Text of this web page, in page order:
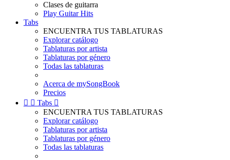
Clases de guitarra
Play Guitar Hits
Tabs
ENCUENTRA TUS TABLATURAS
Explorar catálogo
Tablaturas por artista
Tablaturas por género
Todas las tablaturas
Acerca de mySongBook
Precios
  Tabs 
ENCUENTRA TUS TABLATURAS
Explorar catálogo
Tablaturas por artista
Tablaturas por género
Todas las tablaturas